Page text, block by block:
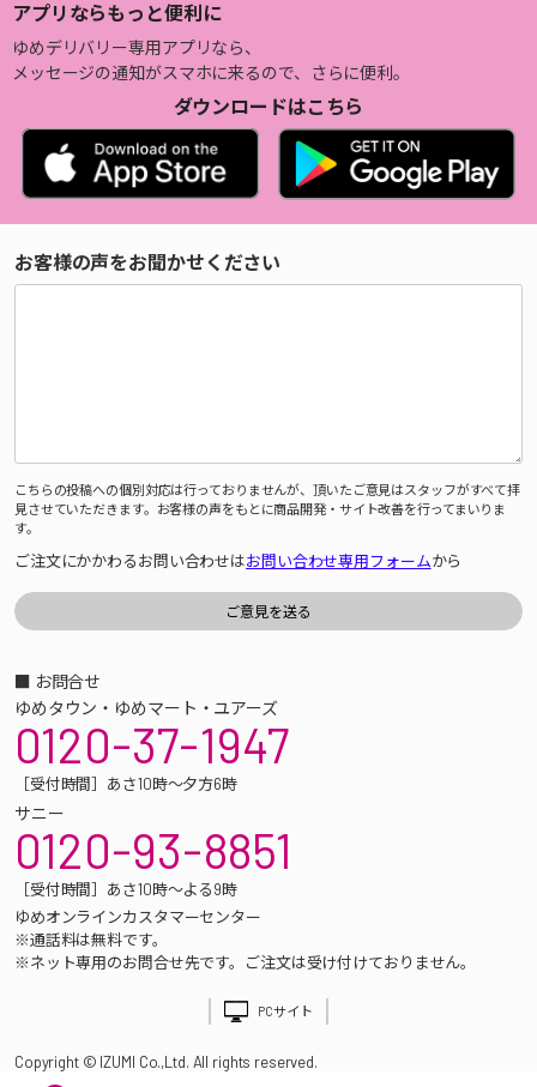
アプリならもっと便利に
ゆめデリバリー専用アプリなら、
メッセージの通知がスマホに来るので、さらに便利。
ダウンロードはこちら
お客様の声をお聞かせください
こちらの投稿への個別対応は行っておりませんが、頂いたご意見はスタッフがすべて拝
見させていただきます。お客様の声をもとに商品開発・サイト改善を行ってまいりま
す。
ご注文にかかわるお問い合わせはお問い合わせ専用フォームから
■ お問合せ
ゆめタウン・ゆめマート・ユアーズ
0120-37-1947
［受付時間］あさ10時～夕方6時
サニー
0120-93-8851
［受付時間］あさ10時～よる9時
ゆめオンラインカスタマーセンター
※通話料は無料です。
※ネット専用のお問合せ先です。ご注文は受け付けておりません。
PCサイト
Copyright © IZUMI Co.,Ltd. All rights reserved.